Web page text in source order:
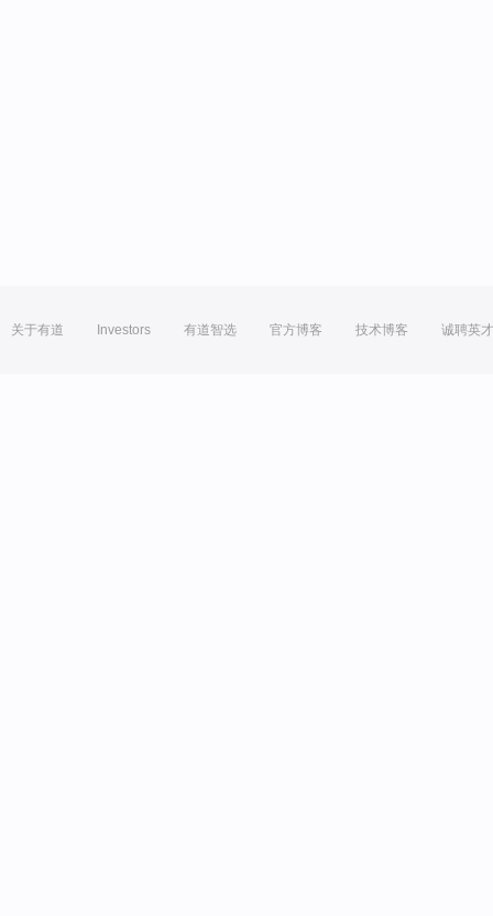
关于有道 Investors 有道智选 官方博客 技术博客 诚聘英才